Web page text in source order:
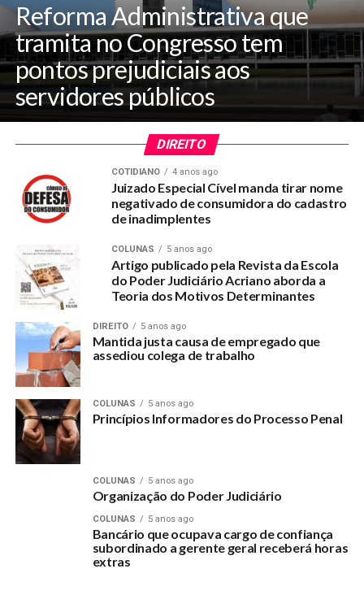
Reforma Administrativa que
tramita no Congresso tem
pontos prejudiciais aos
servidores públicos
DIREITO
COTIDIANO 4 anos ago
Juizado Especial Cível manda tirar nome
negativado de consumidora do cadastro
de inadimplentes
COLUNAS 5 anos ago
Artigo publicado pela Revista da Escola
do Poder Judiciário Acriano aborda a
Teoria dos Motivos Determinantes
DIREITO 5 anos ago
Mantida justa causa de empregado que
assediou colega de trabalho
COLUNAS 5 anos ago
Princípios Informadores do Processo Penal
COLUNAS 5 anos ago
Organização do Poder Judiciário
COLUNAS 5 anos ago
Bancário que ocupava cargo de confiança
subordinado a gerente geral receberá horas
extras